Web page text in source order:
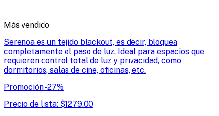
Más vendido
Serenoa es un tejido blackout, es decir, bloquea
completamente el paso de luz. Ideal para espacios que
requieren control total de luz y privacidad, como
dormitorios, salas de cine, oficinas, etc.
Promoción-27%
Precio de lista: $1279.00